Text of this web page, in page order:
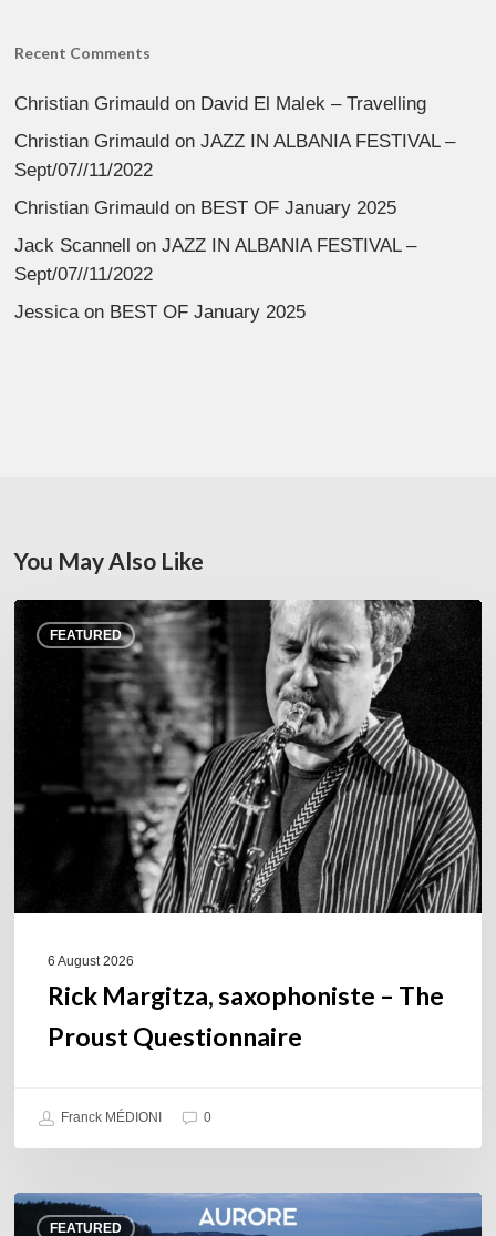
Recent Comments
Christian Grimauld on David El Malek – Travelling
Christian Grimauld onJAZZ IN ALBANIA FESTIVAL –
Sept/07//11/2022
Christian Grimauld on BEST OF January 2025
Jack Scannell onJAZZ IN ALBANIA FESTIVAL –
Sept/07//11/2022
Jessicaon BEST OF January 2025
You May Also Like
FEATURED
Rick
Margitza,
saxophoniste
Questionnaire
6 August 2026
Rick Margitza, saxophoniste – The
Proust Questionnaire
Franck MÉDIONI 0
FEATURED
Denis